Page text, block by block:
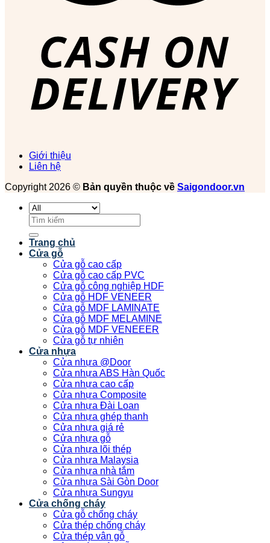
Giới thiệu
Liên hệ
Copyright 2026 © Bản quyền thuộc về Saigondoor.vn
Tìm
kiếm:
Trang chủ
Cửa gỗ
Cửa gỗ cao cấp
Cửa gỗ cao cấp PVC
Cửa gỗ công nghiệp HDF
Cửa gỗ HDF VENEER
Cửa gỗ MDF LAMINATE
Cửa gỗ MDF MELAMINE
Cửa gỗ MDF VENEEER
Cửa gỗ tự nhiên
Cửa nhựa
Cửa nhựa @Door
Cửa nhựa ABS Hàn Quốc
Cửa nhựa cao cấp
Cửa nhựa Composite
Cửa nhựa Đài Loan
Cửa nhựa ghép thanh
Cửa nhựa giá rẻ
Cửa nhựa gỗ
Cửa nhựa lõi thép
Cửa nhựa Malaysia
Cửa nhựa nhà tắm
Cửa nhựa Sài Gòn Door
Cửa nhựa Sungyu
Cửa chống cháy
Cửa gỗ chống cháy
Cửa thép chống cháy
Cửa thép vân gỗ